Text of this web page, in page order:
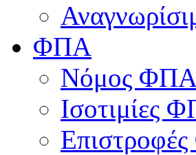
ΦΠΑ
Νόμος ΦΠΑ
Ισοτιμίες